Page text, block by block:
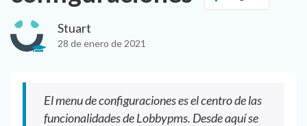
Stuart
28 de enero de 2021
El menu de configuraciones es el centro de las
funcionalidades de Lobbypms. Desde aquí se